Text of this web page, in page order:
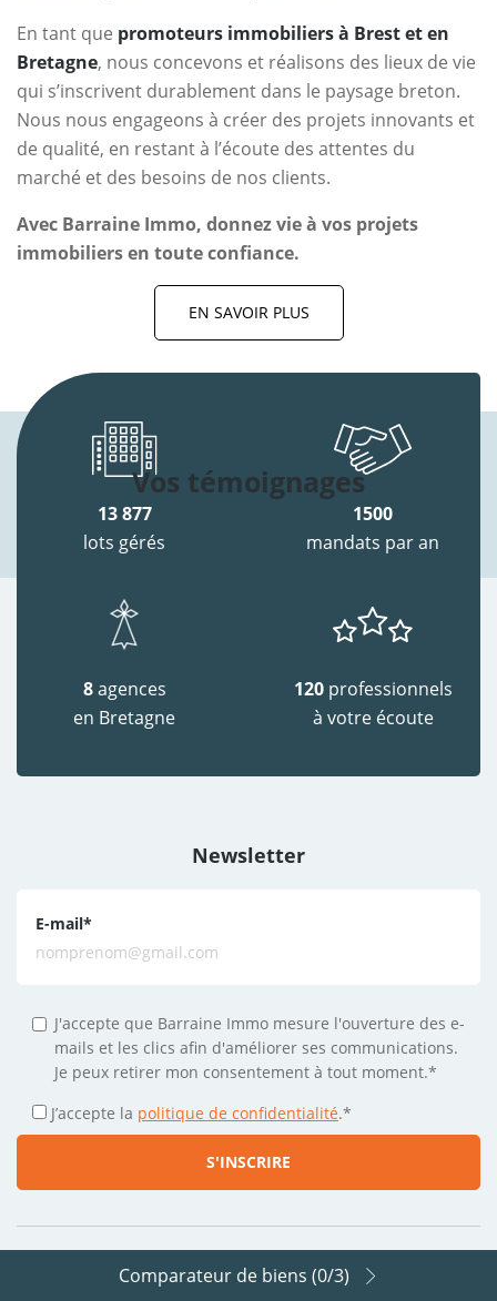
En tant que promoteurs immobiliers à Brest et en
Bretagne, nous concevons et réalisons des lieux de vie
qui s’inscrivent durablement dans le paysage breton.
Nous nous engageons à créer des projets innovants et
de qualité, en restant à l’écoute des attentes du
marché et des besoins de nos clients.
Avec Barraine Immo, donnez vie à vos projets
immobiliers en toute confiance.
EN SAVOIR PLUS
Vos témoignages
13 877
lots gérés
1500
mandats par an
8agences
en Bretagne
120 professionnels
à votre écoute
Newsletter
E-mail*
J'accepte que Barraine Immo mesure l'ouverture des e-
mails et les clics afin d'améliorer ses communications.
Je peux retirer mon consentement à tout moment.*
J’accepte la politique de confidentialité.*
Suivez-nous sur les réseaux
Comparateur de biens (0/3)